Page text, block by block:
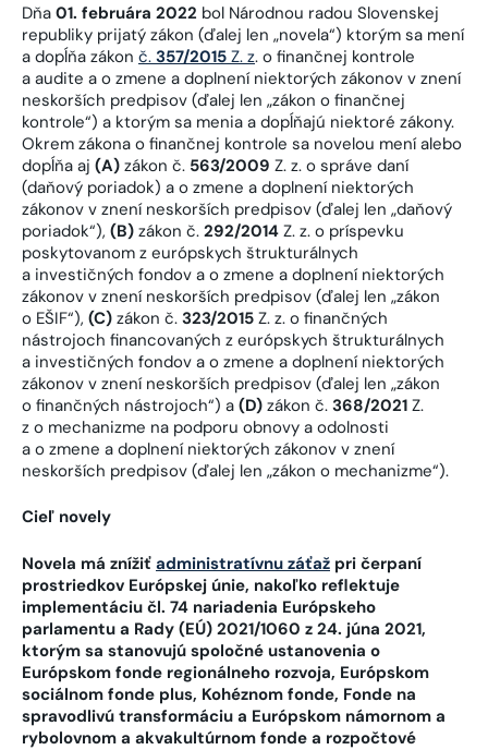
Dňa 01. februára 2022 bol Národnou radou Slovenskej
republiky prijatý zákon (ďalej len „novela“) ktorým sa mení
a dopĺňa zákon č. 357/2015 Z. z. o finančnej kontrole
a audite a o zmene a doplnení niektorých zákonov v znení
neskorších predpisov (ďalej len „zákon o finančnej
kontrole“) a ktorým sa menia a dopĺňajú niektoré zákony.
Okrem zákona o finančnej kontrole sa novelou mení alebo
dopĺňa aj (A) zákon č. 563/2009 Z. z. o správe daní
(daňový poriadok) a o zmene a doplnení niektorých
zákonov v znení neskorších predpisov (ďalej len „daňový
poriadok“), (B) zákon č. 292/2014 Z. z. o príspevku
poskytovanom z európskych štrukturálnych
a investičných fondov a o zmene a doplnení niektorých
zákonov v znení neskorších predpisov (ďalej len „zákon
o EŠIF“), (C) zákon č. 323/2015 Z. z. o finančných
nástrojoch financovaných z európskych štrukturálnych
a investičných fondov a o zmene a doplnení niektorých
zákonov v znení neskorších predpisov (ďalej len „zákon
o finančných nástrojoch“) a (D) zákon č. 368/2021 Z.
z o mechanizme na podporu obnovy a odolnosti
a o zmene a doplnení niektorých zákonov v znení
neskorších predpisov (ďalej len „zákon o mechanizme“).
Cieľ novely
Novela má znížiť administratívnu záťaž pri čerpaní
prostriedkov Európskej únie, nakoľko reflektuje
implementáciu čl. 74 nariadenia Európskeho
parlamentu a Rady (EÚ) 2021/1060 z 24. júna 2021,
ktorým sa stanovujú spoločné ustanovenia o
Európskom fonde regionálneho rozvoja, Európskom
sociálnom fonde plus, Kohéznom fonde, Fonde na
spravodlivú transformáciu a Európskom námornom a
rybolovnom a akvakultúrnom fonde a rozpočtové